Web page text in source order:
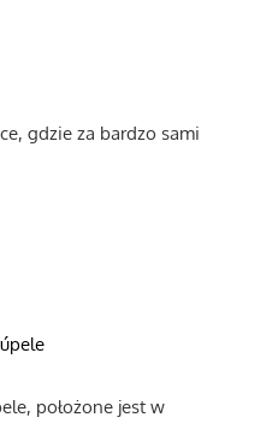
gdzie za bardzo sami
położone jest w